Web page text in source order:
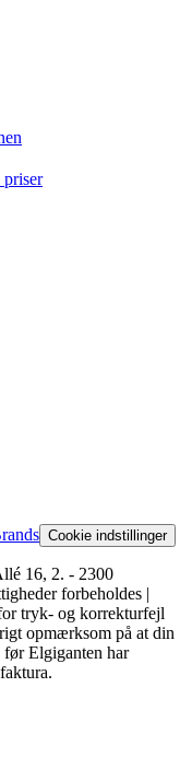
priser
Cookie indstillinger
16, 2. - 2300
forbeholdes |
tryk- og korrekturfejl
opmærksom på at din
Elgiganten har